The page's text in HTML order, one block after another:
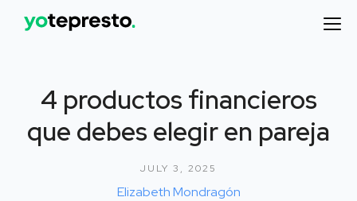
4 productos financieros
que debes elegir en pareja
JULY 3, 2025
Elizabeth Mondragón